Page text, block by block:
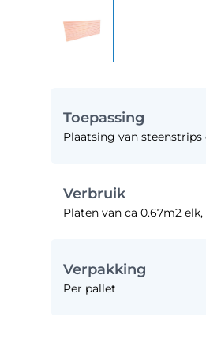
Toepassing
Plaatsing van
Verbruik
Platen van ca 0.67m2
Verpakking
Per pallet